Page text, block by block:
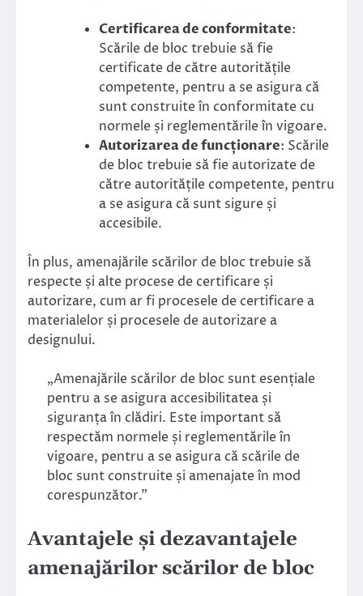
Certificarea de conformitate:
Scările de bloc trebuie să fie
certificate de către autoritățile
competente, pentru a se asigura că
sunt construite în conformitate cu
normele și reglementările în vigoare.
Autorizarea de funcționare: Scările
de bloc trebuie să fie autorizate de
către autoritățile competente, pentru
a se asigura că sunt sigure și
accesibile.
În plus, amenajările scărilor de bloc trebuie să
respecte și alte procese de certificare și
autorizare, cum ar fi procesele de certificare a
materialelor și procesele de autorizare a
designului.
„Amenajările scărilor de bloc sunt esențiale
pentru a se asigura accesibilitatea și
siguranța în clădiri. Este important să
respectăm normele și reglementările în
vigoare, pentru a se asigura că scările de
bloc sunt construite și amenajate în mod
corespunzător.”
Avantajele și dezavantajele
amenajărilor scărilor de bloc